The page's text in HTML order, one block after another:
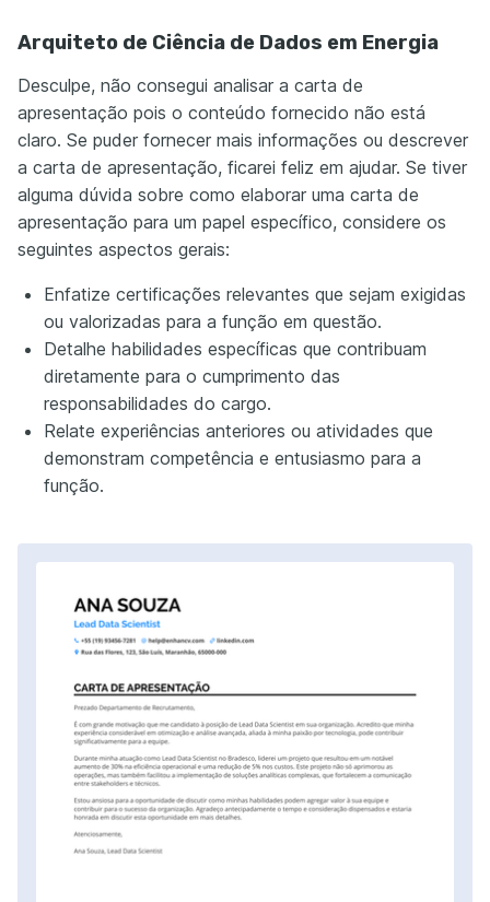
Arquiteto de Ciência de Dados em Energia
Desculpe, não consegui analisar a carta de
apresentação pois o conteúdo fornecido não está
claro. Se puder fornecer mais informações ou descrever
a carta de apresentação, ficarei feliz em ajudar. Se tiver
alguma dúvida sobre como elaborar uma carta de
apresentação para um papel específico, considere os
seguintes aspectos gerais:
Enfatize certificações relevantes que sejam exigidas
ou valorizadas para a função em questão.
Detalhe habilidades específicas que contribuam
diretamente para o cumprimento das
responsabilidades do cargo.
Relate experiências anteriores ou atividades que
demonstram competência e entusiasmo para a
função.